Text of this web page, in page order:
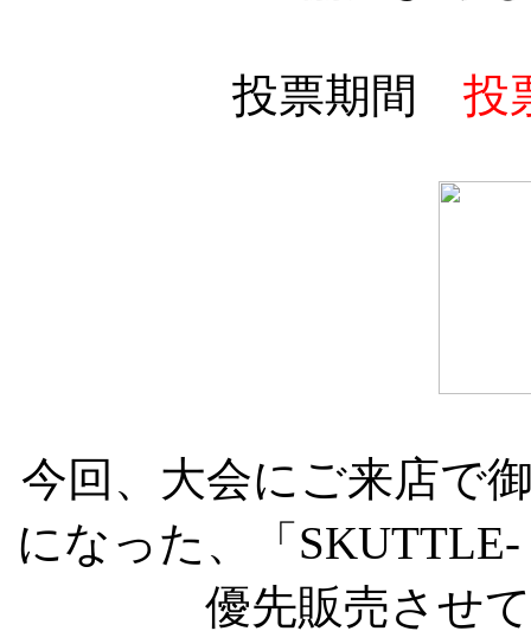
投票期間 投
今回、大会にご来店で
になった、「SKUTTLE-
優先販売させ